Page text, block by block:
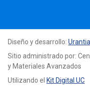
Diseño y desarrollo:
Sitio administrado por:
y Materiales Avanzados
Utilizando el Kit Digital UC